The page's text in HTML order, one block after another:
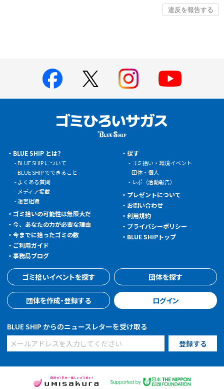
BLUE SHIP とは?
BLUE SHIP について
BLUE SHIP でできること
よくある質問
メディア掲載
運営組織
ゴミ拾いの可能性は無限大だ
今、あなたの力が必要な理由
今までに拾ったゴミの数
ご利用ガイド
事務局ブログ
探す
ゴミ拾い・環境イベント
団体・個人
レポ（活動報告）
プレゼントについて
お問い合わせ
利用規約
プライバシーポリシー
BLUE SHIPトップ
ゴミ拾いイベントを探す 団体を探す
団体を作成・登録する ログイン
BLUE SHIP からのニュースレターを受け取る